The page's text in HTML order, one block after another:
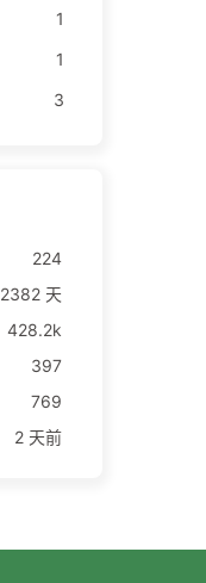
1
1
3
224
2382 天
428.2k
397
769
2 天前